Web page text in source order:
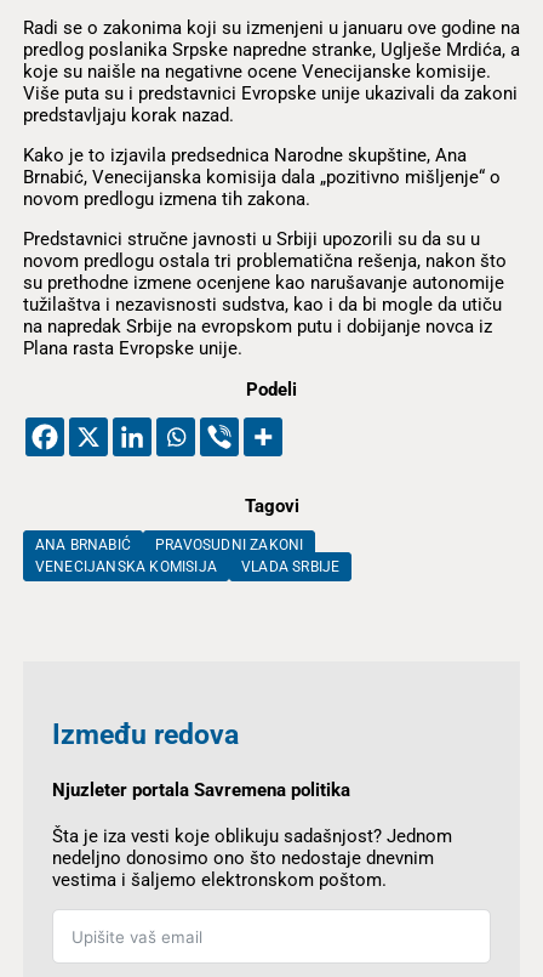
Radi se o zakonima koji su izmenjeni u januaru ove godine na
predlog poslanika Srpske napredne stranke, Uglješe Mrdića, a
koje su naišle na negativne ocene Venecijanske komisije.
Više puta su i predstavnici Evropske unije ukazivali da zakoni
predstavljaju korak nazad.
Kako je to izjavila predsednica Narodne skupštine, Ana
Brnabić, Venecijanska komisija dala „pozitivno mišljenje“ o
novom predlogu izmena tih zakona.
Predstavnici stručne javnosti u Srbiji upozorili su da su u
novom predlogu ostala tri problematična rešenja, nakon što
su prethodne izmene ocenjene kao narušavanje autonomije
tužilaštva i nezavisnosti sudstva, kao i da bi mogle da utiču
na napredak Srbije na evropskom putu i dobijanje novca iz
Plana rasta Evropske unije.
Podeli
Tagovi
ANA BRNABIĆ
PRAVOSUDNI ZAKONI
VENECIJANSKA KOMISIJA
VLADA SRBIJE
Između redova
Njuzleter portala Savremena politika
Šta je iza vesti koje oblikuju sadašnjost? Jednom
nedeljno donosimo ono što nedostaje dnevnim
vestima i šaljemo elektronskom poštom.